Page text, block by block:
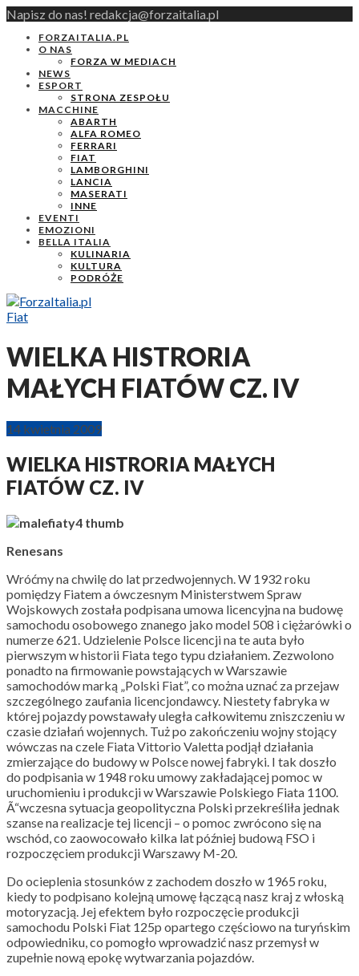
Napisz do nas! redakcja@forzaitalia.pl
FORZAITALIA.PL
O NAS
FORZA W MEDIACH
NEWS
ESPORT
STRONA ZESPOŁU
MACCHINE
ABARTH
ALFA ROMEO
FERRARI
FIAT
LAMBORGHINI
LANCIA
MASERATI
INNE
EVENTI
EMOZIONI
BELLA ITALIA
KULINARIA
KULTURA
PODRÓŻE
Fiat
WIELKA HISTRORIA
MAŁYCH FIATÓW CZ. IV
14 kwietnia 2009
WIELKA HISTRORIA MAŁYCH
FIATÓW CZ. IV
Renesans
Wróćmy na chwilę do lat przedwojennych. W 1932 roku
pomiędzy Fiatem a ówczesnym Ministerstwem Spraw
Wojskowych została podpisana umowa licencyjna na budowę
samochodu osobowego znanego jako model 508 i ciężarówki o
numerze 621. Udzielenie Polsce licencji na te auta było
pierwszym w historii Fiata tego typu działaniem. Zezwolono
ponadto na firmowanie powstających w Warszawie
samochodów marką „Polski Fiat”, co można uznać za przejaw
szczególnego zaufania licencjondawcy. Niestety fabryka w
której pojazdy powstawały uległa całkowitemu zniszczeniu w
czasie działań wojennych. Tuż po zakończeniu wojny stojący
wówczas na czele Fiata Vittorio Valetta podjął działania
zmierzające do budowy w Polsce nowej fabryki. I tak doszło
do podpisania w 1948 roku umowy zakładającej pomoc w
uruchomieniu i produkcji w Warszawie Polskiego Fiata 1100.
Ã“wczesna sytuacja geopolityczna Polski przekreśliła jednak
szanse na realizacje tej licencji – o pomoc zwrócono się na
wschód, co zaowocowało kilka lat później budową FSO i
rozpoczęciem produkcji Warszawy M-20.
Do ocieplenia stosunków z zachodem doszło w 1965 roku,
kiedy to podpisano kolejną umowę łączącą nasz kraj z włoską
motoryzacją. Jej efektem było rozpoczęcie produkcji
samochodu Polski Fiat 125p opartego częściowo na turyńskim
odpowiedniku, co pomogło wprowadzić nasz przemysł w
zupełnie nową epokę wytwarzania pojazdów.